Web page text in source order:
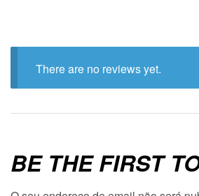
There are no reviews yet.
BE THE FIRST